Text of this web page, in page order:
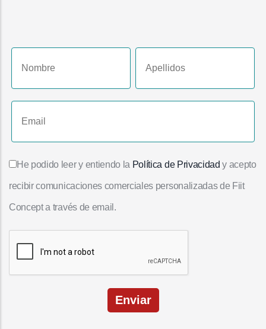
He podido leer y entiendo la Política de Privacidad y acepto
recibir comunicaciones comerciales personalizadas de Fiit
Concept a través de email.
Enviar